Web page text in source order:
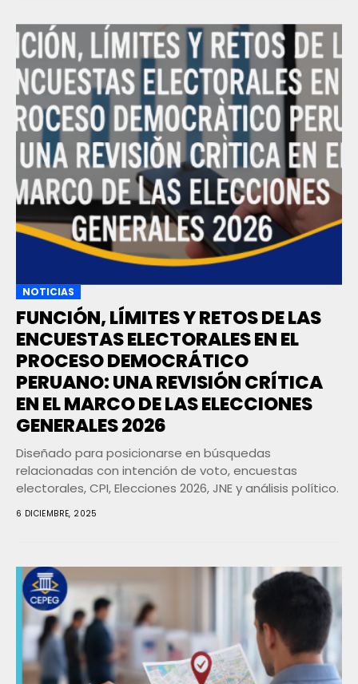
NOTICIAS
FUNCIÓN, LÍMITES Y RETOS DE LAS
ENCUESTAS ELECTORALES EN EL
PROCESO DEMOCRÁTICO
PERUANO: UNA REVISIÓN CRÍTICA
EN EL MARCO DE LAS ELECCIONES
GENERALES 2026
Diseñado para posicionarse en búsquedas
relacionadas con intención de voto, encuestas
electorales, CPI, Elecciones 2026, JNE y análisis político.
6 DICIEMBRE, 2025